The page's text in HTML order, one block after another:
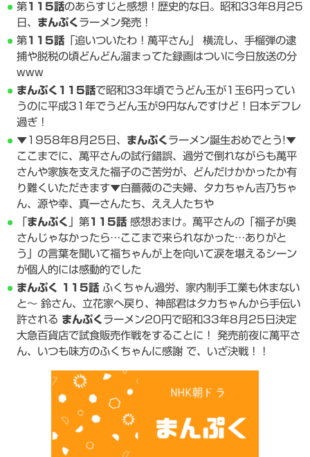
第115話のあらすじと感想！歴史的な日。昭和33年8月25
日、 まんぷくラーメン発売！
第115話 「追いついたわ！萬平さん」 横流し、手榴弾の逮
捕や脱税の頃どんどん溜まってた録画はついに今日放送の分
www
まんぷく 115話で昭和33年頃でうどん玉が1玉6円ってい
うのに平成31年でうどん玉が9円なんですけど！日本デフレ
過ぎ！
▼1958年8月25日、 まんぷくラーメン誕生おめでとう!▼
ここまでに、萬平さんの試行錯誤、過労で倒れながらも萬平
さんや家族を支えた福子のご苦労が、どんだけかかったか有
り難くいただきます▼白薔薇のご夫婦、タカちゃん吉乃ちゃ
ん、源や幸、真一さんたち、ええ人たちや
まんぷく 」第115話 感想おまけ。萬平さんの「福子が奥
さんじゃなかったら…ここまで来られなかった…ありがと
う」の言葉を聞いて福ちゃんが上を向いて涙を堪えるシーン
が個人的には感動的でした
まんぷく
115話 ふくちゃん過労、家内制手工業も休まない
と〜 鈴さん、立花家へ戻り、神部君はタカちゃんから手伝い
許される まんぷくラーメン20円で昭和33年8月25日決定
大急百貨店で試食販売作戦をすることに！ 発売前夜に萬平さ
ん、いつも味方のふくちゃんに感謝 で、いざ決戦！！